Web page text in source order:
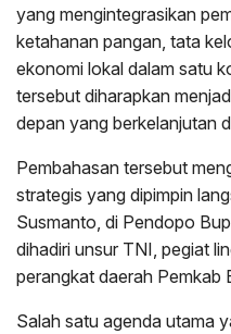
yang mengintegrasikan
ketahanan pangan, tata
ekonomi lokal dalam satu
tersebut diharapkan
depan yang berkelanjutan
Pembahasan tersebut
strategis yang dipimpin
Susmanto, di Pendopo
dihadiri unsur TNI, pegiat
perangkat daerah Pemkab
Salah satu agenda utama